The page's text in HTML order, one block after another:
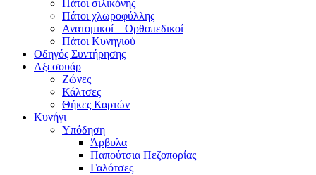
Πάτοι σιλικόνης
Πάτοι χλωροφύλλης
Ανατομικοί – Ορθοπεδικοί
Πάτοι Κυνηγιού
Οδηγός Συντήρησης
Αξεσουάρ
Ζώνες
Κάλτσες
Θήκες Καρτών
Κυνήγι
Υπόδηση
Άρβυλα
Παπούτσια Πεζοπορίας
Γαλότσες